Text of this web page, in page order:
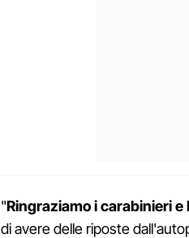
"Ringraziamo i carabinieri
di avere delle riposte